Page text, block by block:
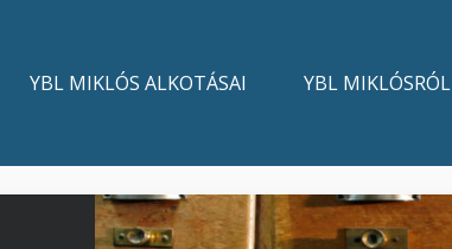
MainYBL MIKLÓS ALKOTÁSAI YBL MIKLÓSRÓL